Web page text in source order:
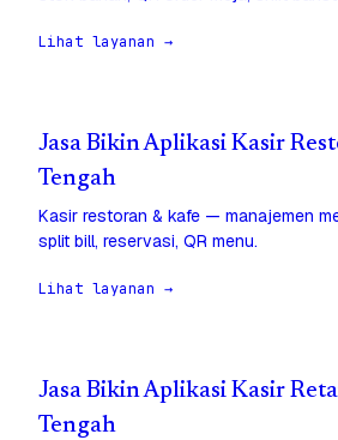
Lihat layanan →
Jasa Bikin Aplikasi Kasir
Tengah
Kasir restoran & kafe — manajemen
split bill, reservasi, QR menu.
Lihat layanan →
Jasa Bikin Aplikasi Kasir
Tengah